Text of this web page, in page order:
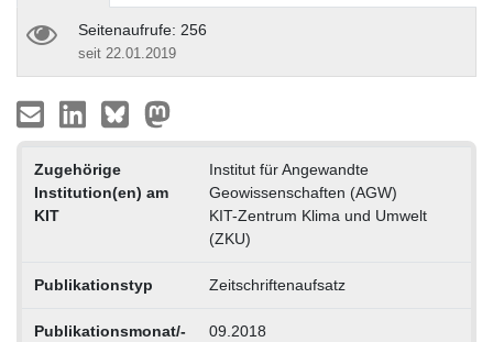
Seitenaufrufe: 256
seit 22.01.2019
Zugehörige
Institution(en) am
KIT
Institut für Angewandte
Geowissenschaften (AGW)
KIT-Zentrum Klima und Umwelt
(ZKU)
Publikationstyp Zeitschriftenaufsatz
Publikationsmonat/-
09.2018